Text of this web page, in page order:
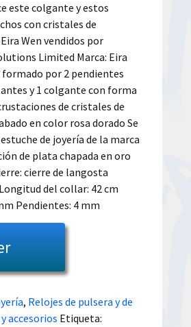
este colgante y estos
con cristales de
Wen vendidos por
Limited Marca: Eira
por 2 pendientes
y 1 colgante con forma
de cristales de
en color rosa dorado Se
de joyería de la marca
de plata chapada en oro
cierre de langosta
del collar: 42 cm
Pendientes: 4 mm
, Relojes de pulsera y de
accesorios Etiqueta: